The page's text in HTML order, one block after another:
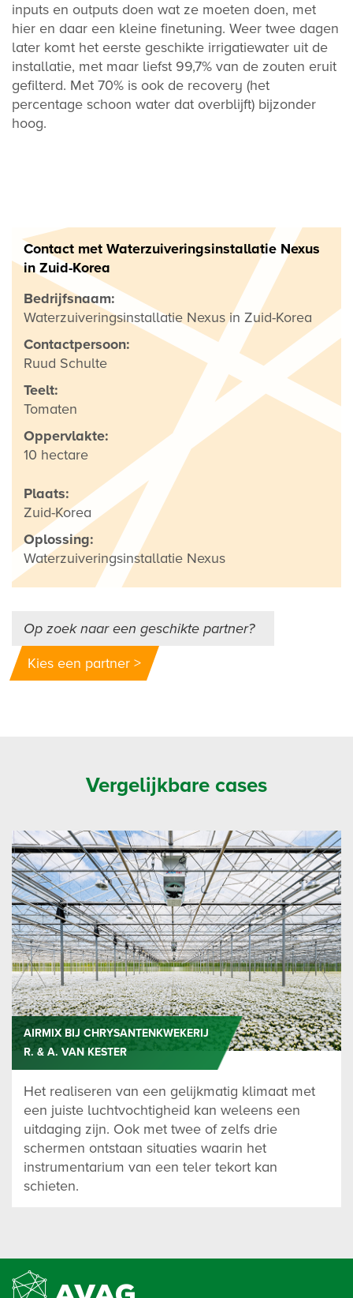
inputs en outputs doen wat ze moeten doen, met
hier en daar een kleine finetuning. Weer twee dagen
later komt het eerste geschikte irrigatiewater uit de
installatie, met maar liefst 99,7% van de zouten eruit
gefilterd. Met 70% is ook de recovery (het
percentage schoon water dat overblijft) bijzonder
hoog.
Contact met Waterzuiveringsinstallatie Nexus
in Zuid-Korea
Bedrijfsnaam:
Waterzuiveringsinstallatie Nexus in Zuid-Korea
Contactpersoon:
Ruud Schulte
Teelt:
Tomaten
Oppervlakte:
10 hectare
Plaats:
Zuid-Korea
Oplossing:
Waterzuiveringsinstallatie Nexus
Op zoek naar een geschikte partner?
Kies een partner >
Vergelijkbare cases
AIRMIX BIJ CHRYSANTENKWEKERIJ
R. & A. VAN KESTER
Het realiseren van een gelijkmatig klimaat met
een juiste luchtvochtigheid kan weleens een
uitdaging zijn. Ook met twee of zelfs drie
schermen ontstaan situaties waarin het
instrumentarium van een teler tekort kan
schieten.